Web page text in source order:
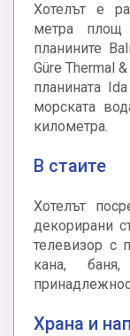
Хотелът е
метра
планините
Güre Thermal
планината
морската
километра.
В стаите
Хотелът
декорирани
телевизор с
кана, баня,
Храна и